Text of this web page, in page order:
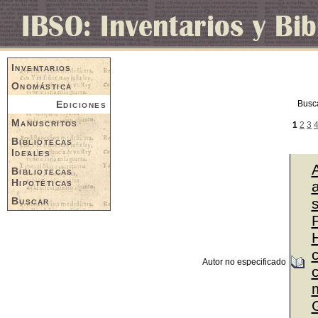
Inventarios
Onomástica
Ediciones
Manuscritos
Bibliotecas
Ideales
Bibliotecas
Hipotéticas
Buscar
1 2 3 4
Autor no especificado